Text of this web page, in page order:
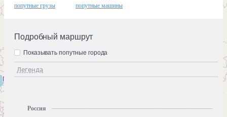
попутные грузы попутные машины
Подробный маршрут
Легенда
Показывать попутные города
Россия